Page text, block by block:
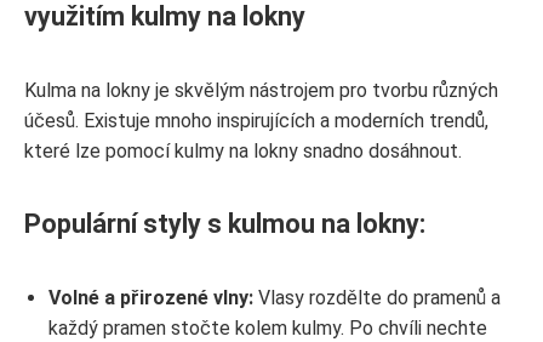
využitím kulmy na lokny
Kulma na lokny je skvělým nástrojem pro tvorbu různých
účesů. Existuje mnoho inspirujících a moderních trendů,
které lze pomocí kulmy na lokny snadno dosáhnout.
Populární styly s kulmou na lokny:
Volné a přirozené vlny: Vlasy rozdělte do pramenů a
každý pramen stočte kolem kulmy. Po chvíli nechte